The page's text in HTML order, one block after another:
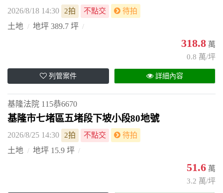
2026/8/18 14:30 2拍 不點交 待拍
土地 地坪 389.7 坪
318.8 萬
0.8 萬/坪
列管案件 詳細內容
基隆法院 115恭6670
基隆市七堵區五堵段下坡小段80地號
2026/8/25 14:30 2拍 不點交 待拍
土地 地坪 15.9 坪
51.6 萬
3.2 萬/坪